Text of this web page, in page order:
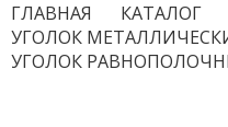
ГЛАВНАЯ КАТАЛОГ
УГОЛОК
УГОЛОК